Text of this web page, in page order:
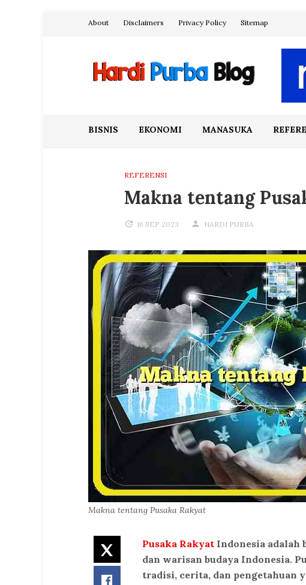
About Disclaimers Privacy Policy Sitemap
BISNIS EKONOMI MANASUKA
REFERENSI
Makna tentang
16 SEP 2023 HARDI PURBA
Makna tentang Pusaka Rakyat
Twitter
Facebook
Pusaka RakyatIndonesia adalah
dan warisan budaya Indonesia.
tradisi, cerita, dan pengetahuan